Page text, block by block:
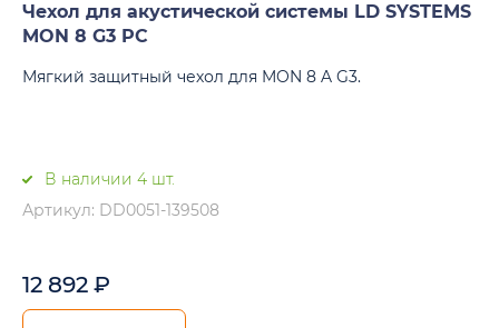
Чехол для акустической системы LD SYSTEMS
MON 8 G3 PC
Мягкий защитный чехол для MON 8 A G3.
В наличии 4 шт.
Артикул: DD0051-139508
12 892 ₽